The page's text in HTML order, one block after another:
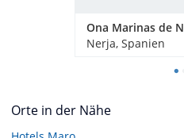
Nerja, Spanien
Orte in der Nähe